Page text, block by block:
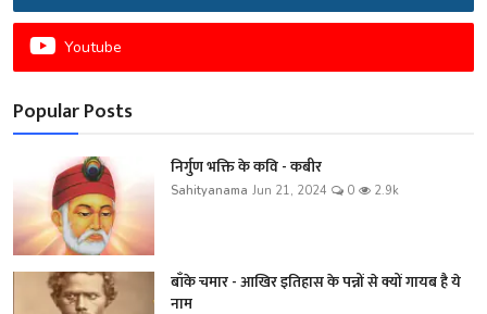
Youtube
Popular Posts
निर्गुण भक्ति के कवि - कबीर
Sahityanama Jun 21, 2024 0 2.9k
बाँके चमार - आखिर इतिहास के पन्नों से क्यों गायब है ये
नाम